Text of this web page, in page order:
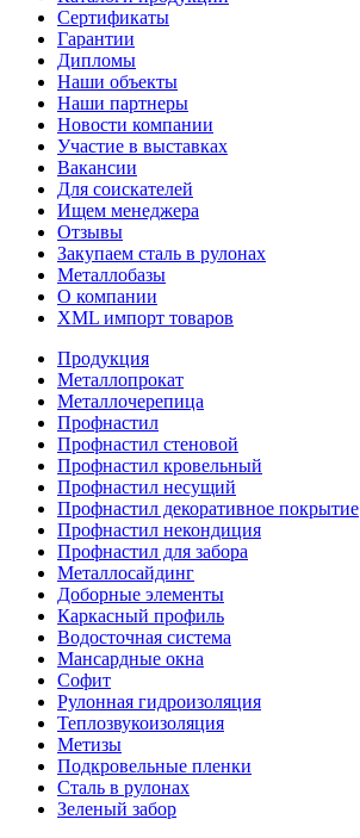
Сертификаты
Гарантии
Дипломы
Наши объекты
Наши партнеры
Новости компании
Участие в выставках
Вакансии
Для соискателей
Ищем менеджера
Отзывы
Закупаем сталь в рулонах
Металлобазы
О компании
XML импорт товаров
Продукция
Металлопрокат
Металлочерепица
Профнастил
Профнастил стеновой
Профнастил кровельный
Профнастил несущий
Профнастил декоративное покрытие
Профнастил некондиция
Профнастил для забора
Металлосайдинг
Доборные элементы
Каркасный профиль
Водосточная система
Мансардные окна
Софит
Рулонная гидроизоляция
Теплозвукоизоляция
Метизы
Подкровельные пленки
Сталь в рулонах
Зеленый забор